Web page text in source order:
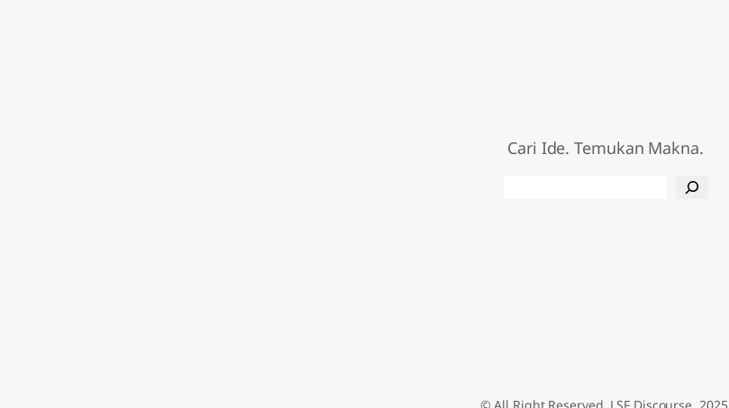
Cari Ide. Temukan Makna.